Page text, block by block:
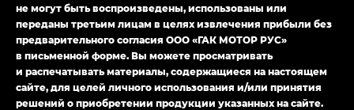
не могут быть воспроизведены, использованы или
переданы третьим лицам в целях извлечения прибыли без
предварительного согласия ООО «ГАК МОТОР РУС»
в письменной форме. Вы можете просматривать
и распечатывать материалы, содержащиеся на настоящем
сайте, для целей личного использования и/или принятия
решений о приобретении продукции указанных на сайте.